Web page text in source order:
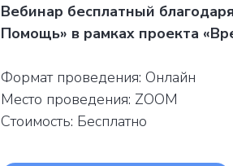
Вебинар бесплатный
Помощь» в рамках проекта
Формат проведения: Онлайн
Место проведения: ZOOM
Стоимость: Бесплатно